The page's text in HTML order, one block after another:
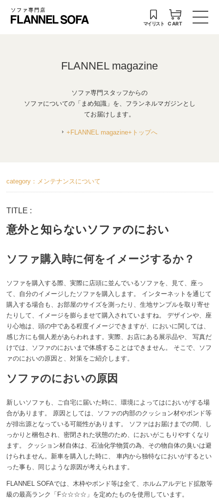
ソファ専門店
マイリスト CART
FLANNEL magazine
ソファ専門スタッフからの
ソファについての「まめ知識」を、フランネルマガジンとし
てお届けします。
+FLANNEL magazine+トップへ
category：メンテナンスについて
TITLE :
意外と知らないソファのにおい
ソファ購入時に何をイメージするか？
ソファを購入する際、実際に店頭に並んでいるソファを、見て、座っ
て、自分のイメージしたソファを購入します。 インターネットを通じて
購入する場合も、お部屋のサイズを測ったり、生地サンプルを取り寄せ
たりして、イメージを膨らませて購入されていますね。 デザインや、座
り心地は、頭の中である程度イメージできますが、においに関しては、
感じ方にも個人差があらわれます。実際、お店にある展示品や、 写真だ
けでは、ソファのにおいまで体感することはできません。 そこで、ソフ
ァのにおいの原因と、対策をご紹介します。
ソファのにおいの原因
新しいソファも、ご自宅に届いた時に、環境によってはにおいがする場
合があります。 原因としては、ソファの内部のクッション材やボンド等
が排出源となっている可能性があります。 ソファはお届けまでの間、し
っかりと梱包され、密閉された状態のため、においがこもりやすくなり
ます。 クッション材自体は、石油化学物質の為、その物自体の臭いは避
けられません。新車を購入した時に、 車内から独特なにおいがするとい
った事も、同じような原因が考えられます。
FLANNEL SOFAでは、木枠やボンド等は全て、ホルムアルデヒド拡散等
級の最高ランク「F☆☆☆☆」を定めたものを使用しています。